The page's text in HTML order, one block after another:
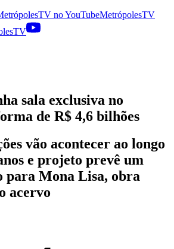
noYouTubeMetrópolesTV
sala exclusiva no
de R$ 4,6 bilhões
vão acontecer ao longo
e projeto prevê um
para Mona Lisa, obra
acervo